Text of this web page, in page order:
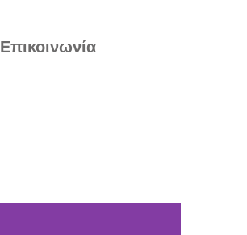
Επικοινωνία